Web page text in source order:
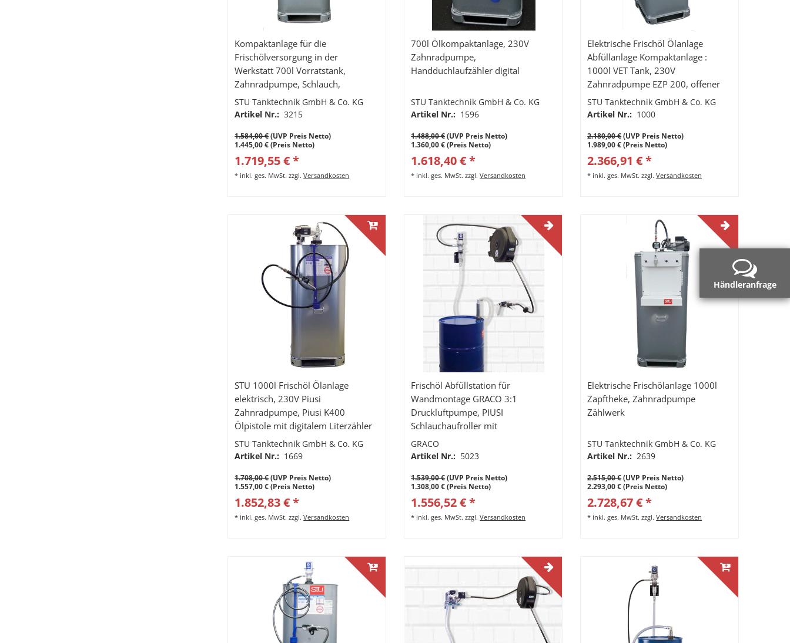
Händleranfrage
Kompaktanlage für die
Frischölversorgung in der
Werkstatt 700l Vorratstank,
Zahnradpumpe, Schlauch,
Handdurchlaufzähler K400 mit
Drehgelenk
STU Tanktechnik GmbH & Co. KG
Artikel Nr.: 3215
1.584,00 €(UVP Preis Netto)
1.445,00 € (Preis Netto)
1.719,55 € *
* inkl. ges. MwSt. zzgl.Versandkosten
700l Ölkompaktanlage, 230V
Zahnradpumpe,
Handduchlaufzähler digital
STU Tanktechnik GmbH & Co. KG
Artikel Nr.: 1596
1.488,00 €(UVP Preis Netto)
1.360,00 € (Preis Netto)
1.618,40 € *
* inkl. ges. MwSt. zzgl.Versandkosten
Elektrische Frischöl Ölanlage
Abfüllanlage Kompaktanlage :
1000l VET Tank, 230V
Zahnradpumpe EZP 200, offener
Schlauchaufroller 10m Ölschlauch,
Handdurchlaufzähler mit starrem
STU Tanktechnik GmbH & Co. KG
Artikel Nr.: 1000
2.180,00 €(UVP Preis Netto)
1.989,00 € (Preis Netto)
2.366,91 € *
* inkl. ges. MwSt. zzgl.Versandkosten
STU 1000l Frischöl Ölanlage
elektrisch, 230V Piusi
Zahnradpumpe, Piusi K400
Ölpistole mit digitalem Literzähler
STU Tanktechnik GmbH & Co. KG
Artikel Nr.: 1669
1.708,00 €(UVP Preis Netto)
1.557,00 € (Preis Netto)
1.852,83 € *
* inkl. ges. MwSt. zzgl.Versandkosten
Frischöl Abfüllstation für
Wandmontage GRACO 3:1
Druckluftpumpe, PIUSI
Schlauchaufroller mit
Handdurchlaufzähler
GRACO
Artikel Nr.: 5023
1.539,00 €(UVP Preis Netto)
1.308,00 € (Preis Netto)
1.556,52 € *
* inkl. ges. MwSt. zzgl.Versandkosten
Elektrische Frischölanlage 1000l
Zapftheke, Zahnradpumpe
Zählwerk
STU Tanktechnik GmbH & Co. KG
Artikel Nr.: 2639
2.515,00 €(UVP Preis Netto)
2.293,00 € (Preis Netto)
2.728,67 € *
* inkl. ges. MwSt. zzgl.Versandkosten